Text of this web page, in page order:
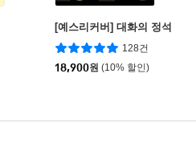
[예스리커버] 대화의 정석
128건
18,900원 (10% 할인)